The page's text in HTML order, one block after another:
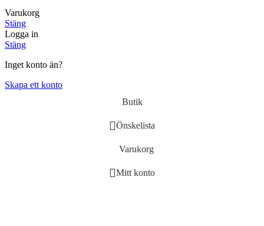
Varukorg
Stäng
Logga in
Stäng
Inget konto än?
Skapa ett konto
Butik
Önskelista
Varukorg
Mitt konto